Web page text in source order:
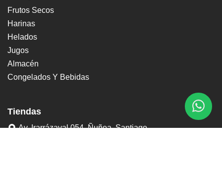
Frutos Secos
Harinas
Helados
Jugos
Almacén
Congelados Y Bebidas
Tiendas
Av. Irarrázaval 054, Ñuñoa, Santiago